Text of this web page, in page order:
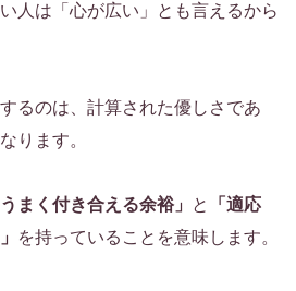
人は「心が広い」とも言えるから
るのは、計算された優しさであ
ります。
まく付き合える余裕」 と
「適応
を持っていることを意味します。